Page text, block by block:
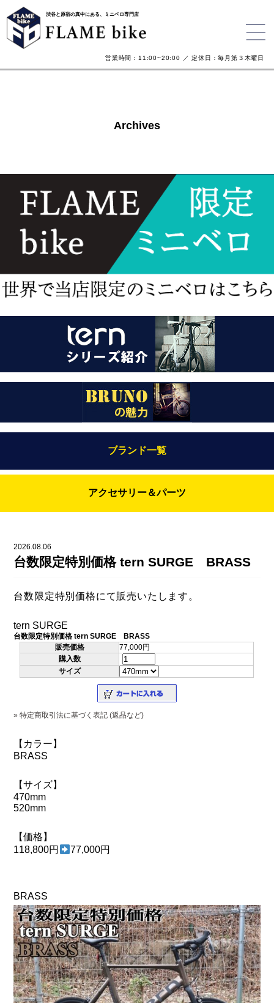
渋谷と原宿の真中にある、ミニベロ専門店
営業時間：11:00~20:00 ／ 定休日：毎月第３木曜日
Archives
ブランド一覧
Bianchi（ビアンキ）
BRUNO(ブルーノ)
DAHON（ダホーン）
FUJI（フジ）
GIOS（ジオス）
KUWAHARA（クワハラ）
MASI（マージ）
PASHLEY（パシュレー）
RITEWAY（ライトウェイ）
tern Crest
tern SURGE
tern SURGE PRO
アクセサリー＆パーツ
knog（ノグ）
マルイのかわいいキャップ
2026.08.06
台数限定特別価格 tern SURGE BRASS
台数限定特別価格にて販売いたします。
tern SURGE
台数限定特別価格 tern SURGE BRASS
販売価格
77,000円
購入数
サイズ
» 特定商取引法に基づく表記 (返品など)
【カラー】
BRASS
【サイズ】
470mm
520mm
【価格】
118,800円
77,000円
BRASS